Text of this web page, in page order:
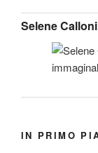
Selene
IN PRIMO